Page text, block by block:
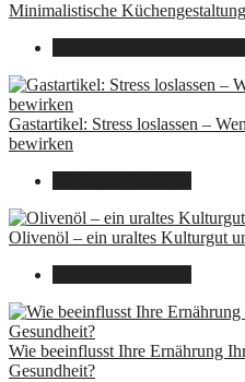
Minimalistische
Gastartikel: Stress loslassen –
bewirken
Olivenöl – ein uraltes Kulturgut
Wie beeinflusst Ihre Ernährung
Gesundheit?